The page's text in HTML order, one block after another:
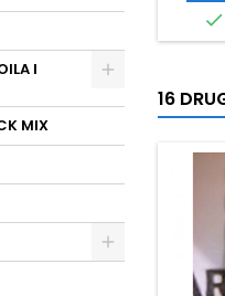
I
MIX

16